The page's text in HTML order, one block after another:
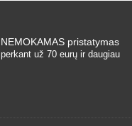
NEMOKAMAS pristatymas
perkant už 70 eurų ir daugiau